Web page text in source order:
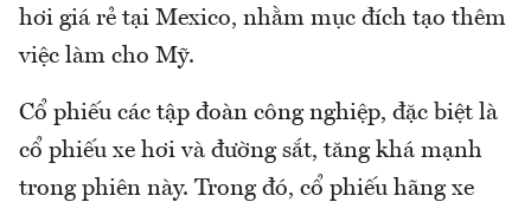
hơi giá rẻ tại Mexico, nhằm mục đích tạo thêm
việc làm cho Mỹ.
Cổ phiếu các tập đoàn công nghiệp, đặc biệt là
cổ phiếu xe hơi và đường sắt, tăng khá mạnh
trong phiên này. Trong đó, cổ phiếu hãng xe